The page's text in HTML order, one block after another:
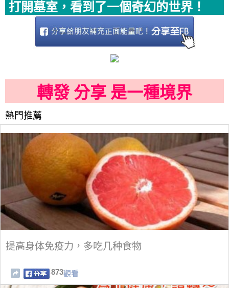
打開墓室，看到了一個奇幻的世界！
轉發 分享 是一種境界
熱門推薦
提高身体免疫力，多吃几种食物
873觀看